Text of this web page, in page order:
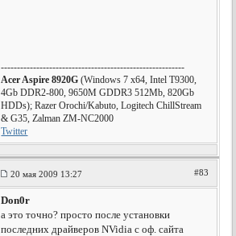
---------------------------------------------------------
Acer Aspire 8920G (Windows 7 x64, Intel T9300,
4Gb DDR2-800, 9650M GDDR3 512Mb, 820Gb
HDDs); Razer Orochi/Kabuto, Logitech ChillStream
& G35, Zalman ZM-NC2000
Twitter
20 мая 2009 13:27 #83
Don0r
а это точно? просто после установки
последних драйверов NVidia с оф. сайта